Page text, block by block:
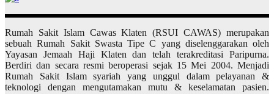
Rumah Sakit Islam Cawas Klaten (RSUI CAWAS) merupakan
sebuah Rumah Sakit Swasta Tipe C yang diselenggarakan oleh
Yayasan Jemaah Haji Klaten dan telah terakreditasi Paripurna.
Berdiri dan secara resmi beroperasi sejak 15 Mei 2004. Menjadi
Rumah Sakit Islam syariah yang unggul dalam pelayanan &
teknologi dengan mengutamakan mutu & keselamatan pasien.